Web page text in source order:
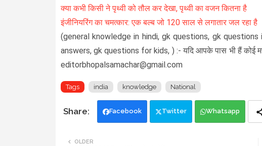
क्या कभी किसी ने पृथ्वी को तौल कर देखा, पृथ्वी का वजन कितना है
इंजीनियरिंग का चमत्कार: एक बल्ब जो 120 साल से लगातार जल रहा है
(general knowledge in hindi, gk questions, gk
answers, gk questions for kids, ) :- यदि आपके पास भी हैं कोई
editorbhopalsamachar@gmail.com
Tags india knowledge National
Facebook Twitter Whatsapp
OLDER